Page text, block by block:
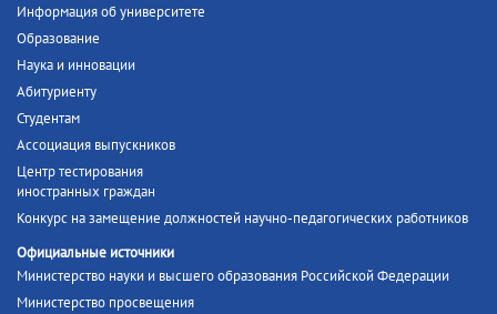
Информация об университете
Образование
Наука и инновации
Абитуриенту
Студентам
Ассоциация выпускников
Центр тестирования
иностранных граждан
Конкурс на замещение должностей научно-педагогических работников
Официальные источники
Министерство науки и высшего образования Российской Федерации
Министерство просвещения